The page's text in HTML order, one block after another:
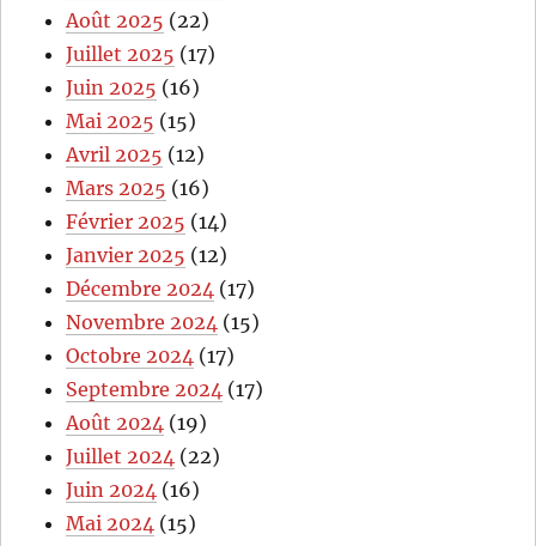
Août 2025 (22)
Juillet 2025 (17)
Juin 2025 (16)
Mai 2025 (15)
Avril 2025 (12)
Mars 2025 (16)
Février 2025 (14)
Janvier 2025 (12)
Décembre 2024 (17)
Novembre 2024 (15)
Octobre 2024 (17)
Septembre 2024 (17)
Août 2024 (19)
Juillet 2024 (22)
Juin 2024 (16)
Mai 2024 (15)